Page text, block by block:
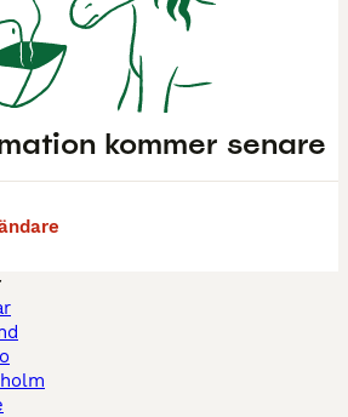
kommer senare